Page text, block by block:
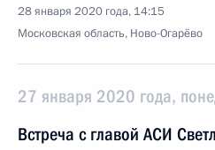
28 января 2020 года, 14:15
Московская область, Ново-Огарёво
27 января 2020 года,
Встреча с главой АСИ